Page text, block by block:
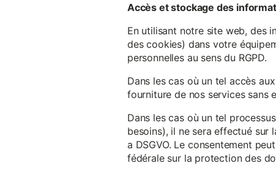
Accès et stockage des
En utilisant notre site web, des
des cookies) dans votre
personnelles au sens du RGPD.
Dans les cas où un tel accès
fourniture de nos services sans
Dans les cas où un tel
besoins), il ne sera effectué sur
a DSGVO. Le consentement
fédérale sur la protection des